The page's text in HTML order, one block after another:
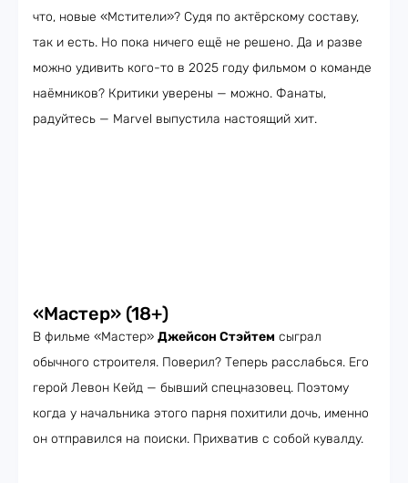
что, новые «Мстители»? Судя по актёрскому составу,
так и есть. Но пока ничего ещё не решено. Да и разве
можно удивить кого-то в 2025 году фильмом о команде
наёмников? Критики уверены — можно. Фанаты,
радуйтесь — Marvel выпустила настоящий хит.
«Мастер» (18+)
В фильме «Мастер» Джейсон Стэйтем сыграл
обычного строителя. Поверил? Теперь расслабься. Его
герой Левон Кейд — бывший спецназовец. Поэтому
когда у начальника этого парня похитили дочь, именно
он отправился на поиски. Прихватив с собой кувалду.